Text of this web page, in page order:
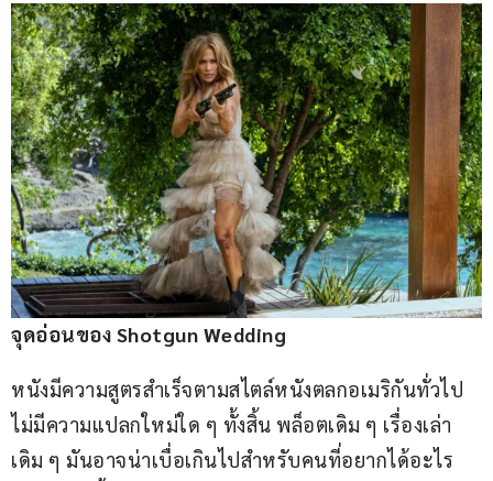
จุดอ่อนของ Shotgun Wedding
หนังมีความสูตรสำเร็จตามสไตล์หนังตลกอเมริกันทั่วไป
ไม่มีความแปลกใหม่ใด ๆ ทั้งสิ้น พล็อตเดิม ๆ เรื่องเล่า
เดิม ๆ มันอาจน่าเบื่อเกินไปสำหรับคนที่อยากได้อะไร